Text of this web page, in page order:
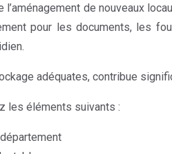
de nouveaux
pour les documents, les
adéquates, contribue
les éléments suivants :